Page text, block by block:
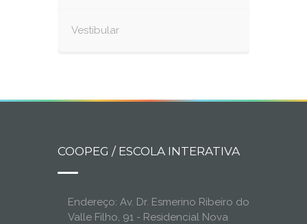
Vestibular
COOPEG / ESCOLA INTERATIVA
Endereço: Av. Dr. Esmerino Ribeiro do
Valle Filho, 91 - Residencial Nova